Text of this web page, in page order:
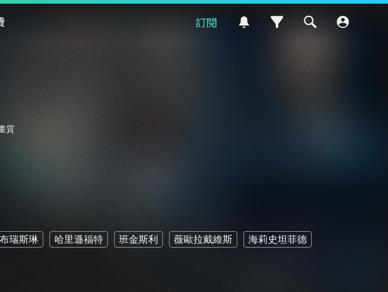
訂閱
質
瑞斯琳 哈里遜福特 班金斯利 薇歐拉戴維斯 海莉史坦菲德